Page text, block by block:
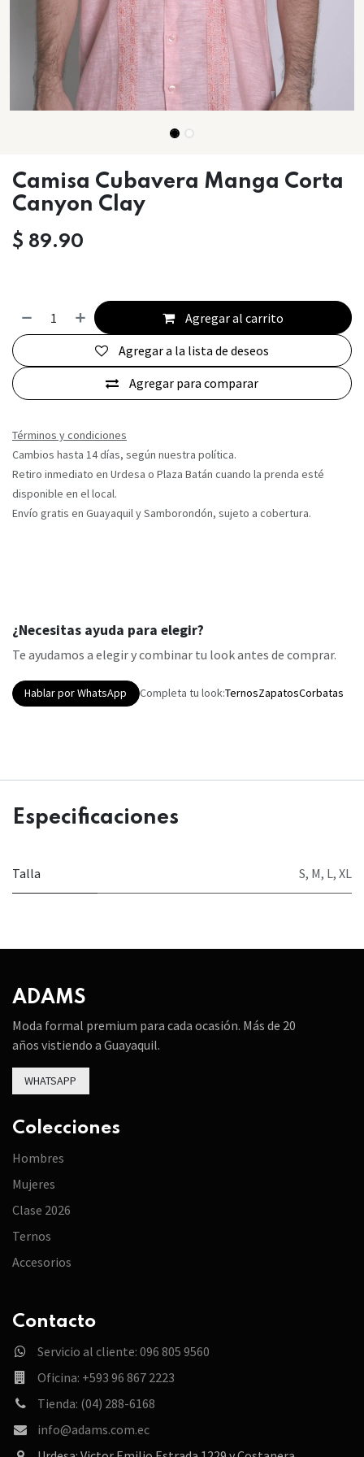
Camisa Cubavera Manga Corta
Canyon Clay
$ 89.90
Agregar al carrito
Agregar para comparar
Agregar a la lista de deseos
Términos y condiciones
Cambios hasta 14 días, según nuestra política.
Retiro inmediato en Urdesa o Plaza Batán cuando la prenda esté
disponible en el local.
Envío gratis en Guayaquil y Samborondón, sujeto a cobertura.
¿Necesitas ayuda para elegir?
Te ayudamos a elegir y combinar tu look antes de comprar.
Hablar por WhatsApp Completa tu look:TernosZapatosCorbatas
Especificaciones
Talla S, M, L, XL
ADAMS
Moda formal premium para cada ocasión. Más de 20
años vistiendo a Guayaquil.
WHATSAPP
Colecciones
Hombres
Mujeres
Clase 2026
Ternos
Accesorios
Contacto
Servicio al cliente: 096 805 9560
Oficina: +593 96 867 2223
Tienda: (04) 288-6168
info@adams.com.ec